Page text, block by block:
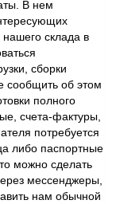
В нем
нашего склада в
сборки
сообщить об этом
полного
счета-фактуры,
потребуется
либо паспортные
можно сделать
мессенджеры,
нам обычной